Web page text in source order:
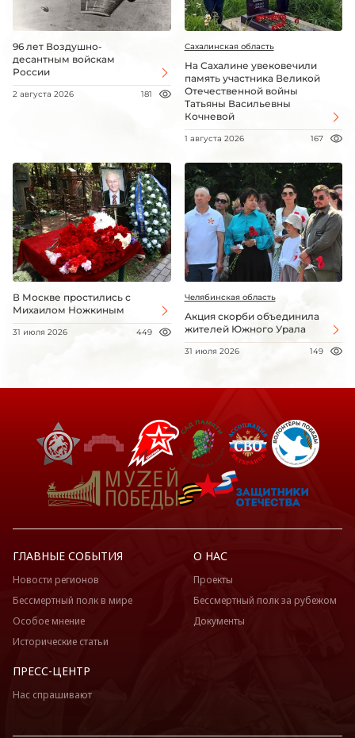
96 лет Воздушно-
десантным войскам
России
2 августа 2026 181
Сахалинская область
На Сахалине увековечили
память участника Великой
Отечественной войны
Татьяны Васильевны
Кочневой
1 августа 2026 167
В Москве простились с
Михаилом Ножкиным
31 июля 2026 449
Челябинская область
Акция скорби объединила
жителей Южного Урала
31 июля 2026 149
ГЛАВНЫЕ СОБЫТИЯ
Новости регионов
Бессмертный полк в мире
Особое мнение
Исторические статьи
О НАС
Проекты
Бессмертный полк за рубежом
Документы
ПРЕСС-ЦЕНТР
Нас спрашивают